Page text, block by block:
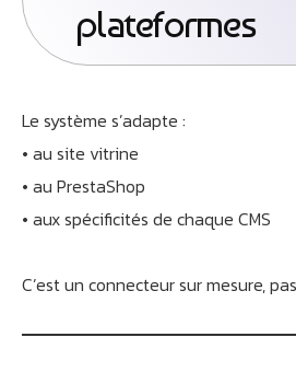
plateformes
Le système s’adapte :
• au site vitrine
• au PrestaShop
• aux spécificités de chaque CMS
C’est un connecteur sur mesure,